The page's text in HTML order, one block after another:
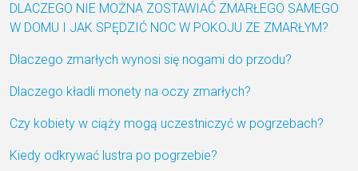
DLACZEGO NIE MOŻNA ZOSTAWIAĆ ZMARŁEGO SAMEGO
W DOMU I JAK SPĘDZIĆ NOC W POKOJU ZE ZMARŁYM?
Dlaczego zmarłych wynosi się nogami do przodu?
Dlaczego kładli monety na oczy zmarłych?
Czy kobiety w ciąży mogą uczestniczyć w pogrzebach?
Kiedy odkrywać lustra po pogrzebie?